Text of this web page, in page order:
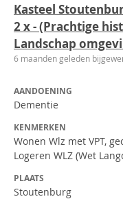
Kasteel
2x- (Prachtige
Landschap
6 maanden geleden
AANDOENING
Dementie
KENMERKEN
Wonen Wlz met VPT,
Logeren WLZ (Wet
PLAATS
Stoutenburg